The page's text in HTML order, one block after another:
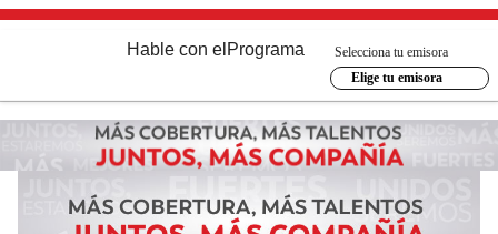
Hable con el Programa
Selecciona tu emisora
Elige tu emisora